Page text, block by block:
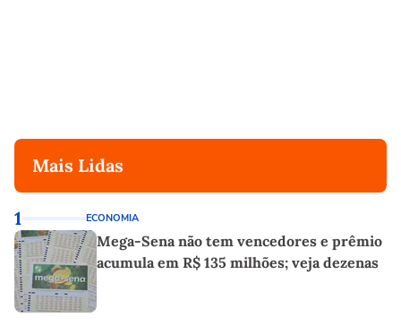
Mais Lidas
1 ECONOMIA
Mega-Sena não tem vencedores e prêmio
acumula em R$ 135 milhões; veja dezenas